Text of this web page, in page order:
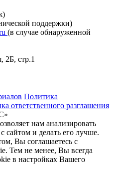
поддержки)
(в случае обнаруженной
2Б, стр.1
Политика
ответственного разглашения
нам анализировать
сайтом и делать его лучше.
Вы соглашаетесь с
Тем не менее, Вы всегда
в настройках Вашего